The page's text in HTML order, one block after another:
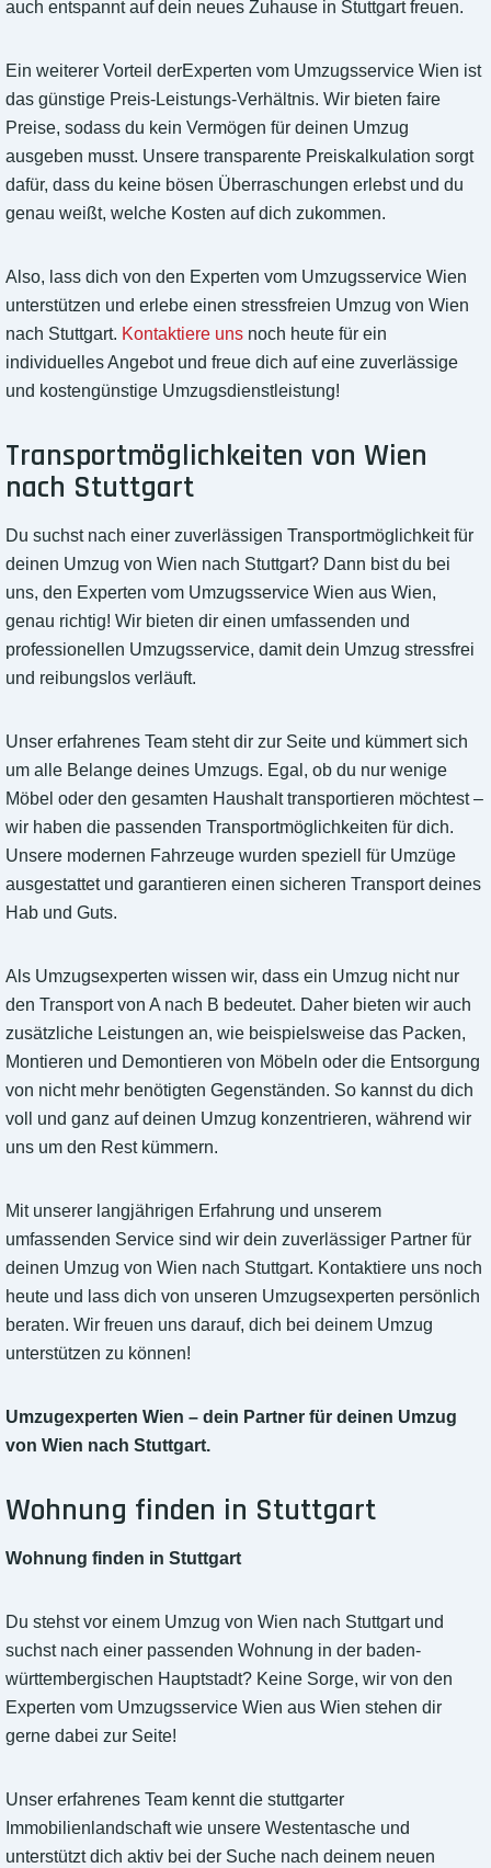
auch entspannt auf dein neues Zuhause in Stuttgart freuen.
Ein weiterer Vorteil derExperten vom Umzugsservice Wien ist
das günstige Preis-Leistungs-Verhältnis. Wir bieten faire
Preise, sodass du kein Vermögen für deinen Umzug
ausgeben musst. Unsere transparente Preiskalkulation sorgt
dafür, dass du keine bösen Überraschungen erlebst und du
genau weißt, welche Kosten auf dich zukommen.
Also, lass dich von den Experten vom Umzugsservice Wien
unterstützen und erlebe einen stressfreien Umzug von Wien
nach Stuttgart. Kontaktiere uns noch heute für ein
individuelles Angebot und freue dich auf eine zuverlässige
und kostengünstige Umzugsdienstleistung!
Transportmöglichkeiten von Wien
nach Stuttgart
Du suchst nach einer zuverlässigen Transportmöglichkeit für
deinen Umzug von Wien nach Stuttgart? Dann bist du bei
uns, den Experten vom Umzugsservice Wien aus Wien,
genau richtig! Wir bieten dir einen umfassenden und
professionellen Umzugsservice, damit dein Umzug stressfrei
und reibungslos verläuft.
Unser erfahrenes Team steht dir zur Seite und kümmert sich
um alle Belange deines Umzugs. Egal, ob du nur wenige
Möbel oder den gesamten Haushalt transportieren möchtest –
wir haben die passenden Transportmöglichkeiten für dich.
Unsere modernen Fahrzeuge wurden speziell für Umzüge
ausgestattet und garantieren einen sicheren Transport deines
Hab und Guts.
Als Umzugsexperten wissen wir, dass ein Umzug nicht nur
den Transport von A nach B bedeutet. Daher bieten wir auch
zusätzliche Leistungen an, wie beispielsweise das Packen,
Montieren und Demontieren von Möbeln oder die Entsorgung
von nicht mehr benötigten Gegenständen. So kannst du dich
voll und ganz auf deinen Umzug konzentrieren, während wir
uns um den Rest kümmern.
Mit unserer langjährigen Erfahrung und unserem
umfassenden Service sind wir dein zuverlässiger Partner für
deinen Umzug von Wien nach Stuttgart. Kontaktiere uns noch
heute und lass dich von unseren Umzugsexperten persönlich
beraten. Wir freuen uns darauf, dich bei deinem Umzug
unterstützen zu können!
Umzugexperten Wien – dein Partner für deinen Umzug
von Wien nach Stuttgart.
Wohnung finden in Stuttgart
Wohnung finden in Stuttgart
Du stehst vor einem Umzug von Wien nach Stuttgart und
suchst nach einer passenden Wohnung in der baden-
württembergischen Hauptstadt? Keine Sorge, wir von den
Experten vom Umzugsservice Wien aus Wien stehen dir
gerne dabei zur Seite!
Unser erfahrenes Team kennt die stuttgarter
Immobilienlandschaft wie unsere Westentasche und
unterstützt dich aktiv bei der Suche nach deinem neuen